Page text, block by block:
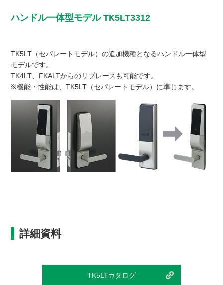
ハンドル一体型モデル TK5LT3312
TK5LT（セパレートモデル）の追加機種となるハンドル一体型
モデルです。
TK4LT、FKALTからのリプレースも可能です。
※機能・性能は、TK5LT（セパレートモデル）に準じます。
詳細資料
TK5LTカタログ